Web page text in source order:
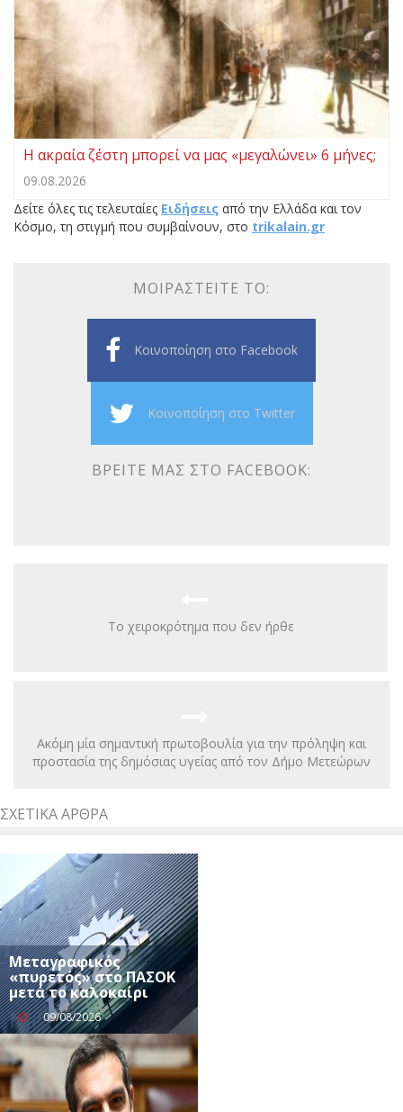
Η ακραία ζέστη μπορεί να μας «μεγαλώνει» 6 μήνες;
09.08.2026
Δείτε όλες τις τελευταίες Ειδήσεις από την Ελλάδα και τον
Κόσμο, τη στιγμή που συμβαίνουν, στο trikalain.gr
ΜΟΙΡΑΣΤΕΊΤΕ ΤΟ:
Κοινοποίηση στο Facebook
Κοινοποίηση στο Twitter
ΒΡΕΊΤΕ ΜΑΣ ΣΤΟ FACEBOOK:
Το χειροκρότημα που δεν ήρθε
Ακόμη μία σημαντική πρωτοβουλία για την πρόληψη και
προστασία της δημόσιας υγείας από τον Δήμο Μετεώρων
ΣΧΕΤΙΚΆ ΆΡΘΡΑ
Μεταγραφικός
«πυρετός» στο ΠΑΣΟΚ
μετά το καλοκαίρι
09/08/2026